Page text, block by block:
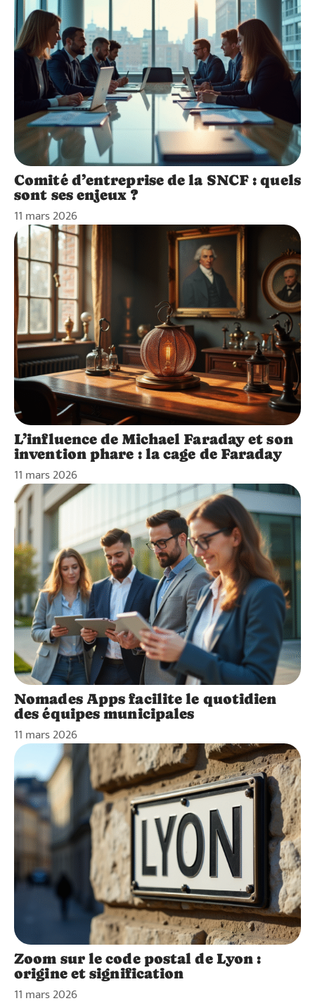
Comité d’entreprise de la SNCF : quels
sont ses enjeux ?
11 mars 2026
L’influence de Michael Faraday et son
invention phare : la cage de Faraday
11 mars 2026
Nomades Apps facilite le quotidien
des équipes municipales
11 mars 2026
Zoom sur le code postal de Lyon :
origine et signification
11 mars 2026